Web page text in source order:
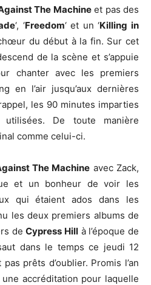
The Machineet pas des
‘, ‘Freedom‘ et un ‘Killing in
du début à la fin. Sur cet
de la scène et s’appuie
chanter avec les premiers
en l’air jusqu’aux dernières
les 90 minutes imparties
De toute manière
comme celui-ci.
The Machine avec Zack,
et un bonheur de voir les
qui étaient ados dans les
les deux premiers albums de
deCypress Hillà l’époque de
dans le temps ce jeudi 12
prêts d’oublier. Promis l’an
accréditation pour laquelle